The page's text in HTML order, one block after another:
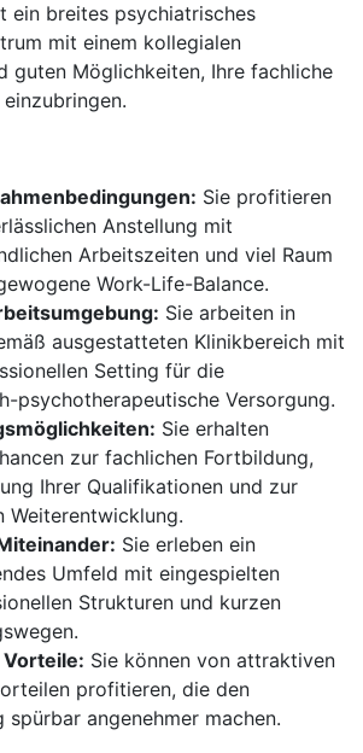
ein breites psychiatrisches
mit einem kollegialen
guten Möglichkeiten, Ihre fachliche
Sie profitieren
Anstellung mit
Arbeitszeiten und viel Raum
Work-Life-Balance.
Sie arbeiten in
ausgestatteten Klinikbereich mit
Setting für die
psychotherapeutische Versorgung.
Sie erhalten
zur fachlichen Fortbildung,
Ihrer Qualifikationen und zur
Weiterentwicklung.
Sie erleben ein
Umfeld mit eingespielten
Strukturen und kurzen
Sie können von attraktiven
profitieren, die den
spürbar angenehmer machen.